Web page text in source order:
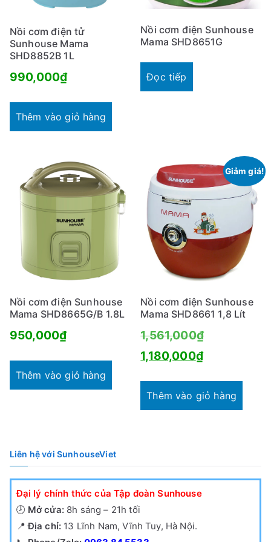
Nồi cơm điện tử
Sunhouse Mama
SHD8852B 1L
990,000₫
Thêm vào giỏ hàng
Nồi cơm điện Sunhouse
Mama SHD8651G
Đọc tiếp
Nồi cơm điện Sunhouse
Mama SHD8665G/B 1.8L
950,000₫
Thêm vào giỏ hàng
Giảm giá!
Nồi cơm điện Sunhouse
Mama SHD8661 1,8 Lít
1,561,000₫Giá
gốc
1,561,000₫.
1,180,000₫Giá
tại
Thêm vào giỏ hàng
Liên hệ với SunhouseViet
Đại lý chính thức của Tập đoàn Sunhouse
🕗 Mở cửa:8h sáng – 21h tối
📍Địa chỉ: 13 Lĩnh Nam, Vĩnh Tuy, Hà Nội.